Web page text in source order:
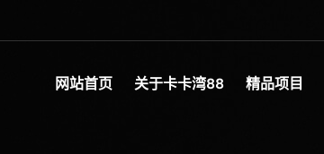
网站首页 关于卡卡湾88 精品项目